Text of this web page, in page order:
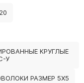
КРУГЛЫЕ
У
РАЗМЕР 5Х5